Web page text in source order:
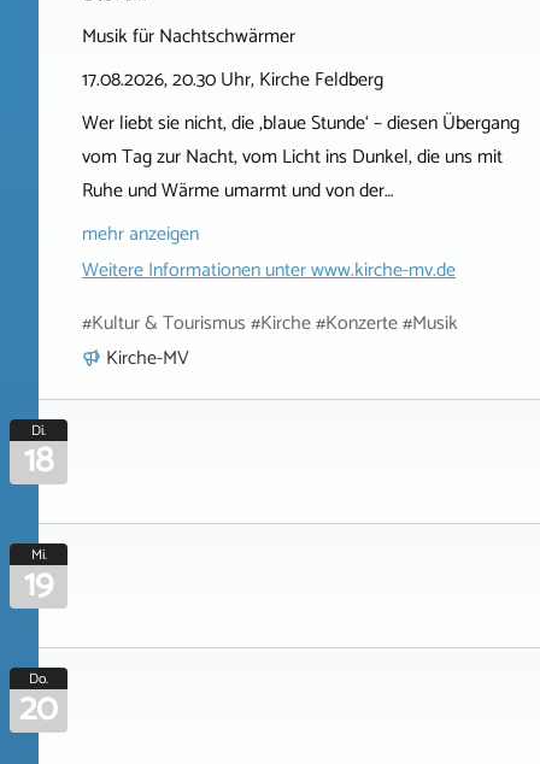
Musik für Nachtschwärmer
17.08.2026, 20.30 Uhr, Kirche Feldberg
Wer liebt sie nicht, die ‚blaue Stunde‘ – diesen Übergang
vom Tag zur Nacht, vom Licht ins Dunkel, die uns mit
Ruhe und Wärme umarmt und von der…
mehr anzeigen
Weitere Informationen unterwww.kirche-mv.de
#Kultur & Tourismus #Kirche #Konzerte #Musik
Kirche-MV
Di.
18
Mi.
19
Do.
20